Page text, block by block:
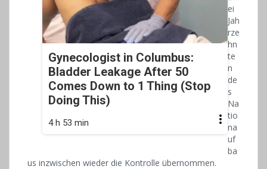
Gynecologist in Columbus:
Bladder Leakage After 50
Comes Down to 1 Thing (Stop
Doing This)
4 h 53 min
ei
Jah
rze
hn
te
n
de
s
Na
tio
na
uf
ba
us inzwischen wieder die Kontrolle übernommen.